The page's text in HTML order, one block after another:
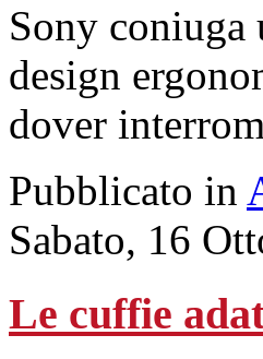
Sony coniuga
design
dover
Pubblicato in
Sabato, 16
Le cuffie